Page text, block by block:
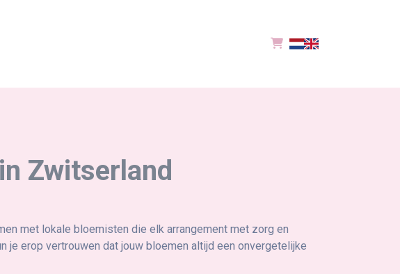
Zwitserland
met lokale bloemisten die elk arrangement met zorg en
je erop vertrouwen dat jouw bloemen altijd een onvergetelijke